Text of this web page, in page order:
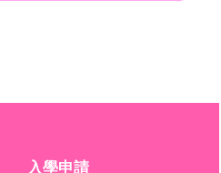
入學申請